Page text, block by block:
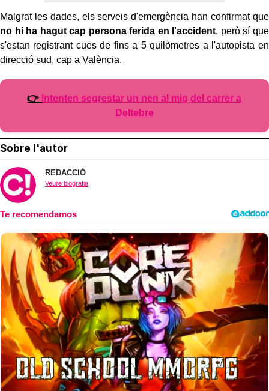
Malgrat les dades, els serveis d'emergència han confirmat que
no hi ha hagut cap persona ferida en l'accident, però sí que
s'estan registrant cues de fins a 5 quilòmetres a l'autopista en
direcció sud, cap a València.
👉 Intenten segrestar un nen al mig del carrer a
Deltebre
Sobre l'autor
REDACCIÓ
Veure biografia